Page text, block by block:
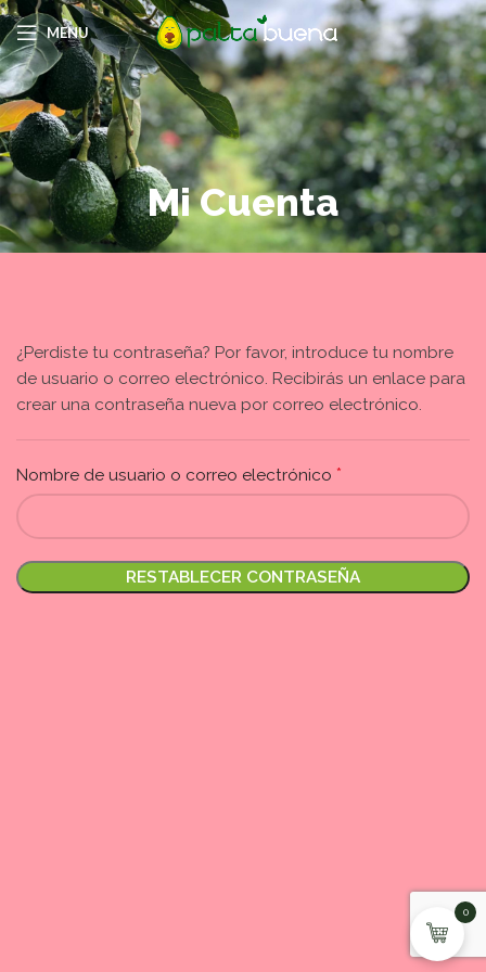
MENU
Mi Cuenta
¿Perdiste tu contraseña? Por favor, introduce tu nombre
de usuario o correo electrónico. Recibirás un enlace para
crear una contraseña nueva por correo electrónico.
Nombre de usuario o correo electrónico *
RESTABLECER CONTRASEÑA
0